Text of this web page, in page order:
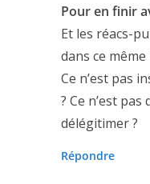
Pour en finir
Et les réacs-
dans ce
Ce n’est pas
? Ce n’est
délégitimer ?
Répondre